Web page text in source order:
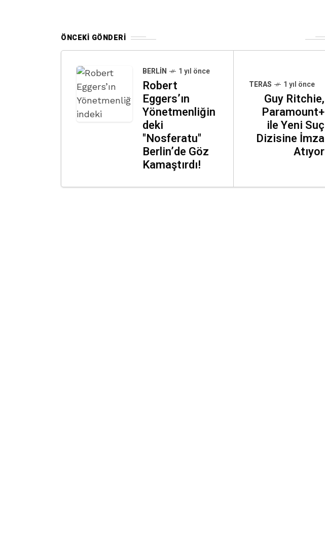
ÖNCEKI GÖNDERI
BERLIN 1 yıl önce
Robert
Eggers’ın
Yönetmenliğin
deki
"Nosferatu"
Berlin’de Göz
Kamaştırdı!
TERAS 1 yıl önce
Guy Ritchie,
Paramount+
ile Yeni Suç
Dizisine İmza
Atıyor